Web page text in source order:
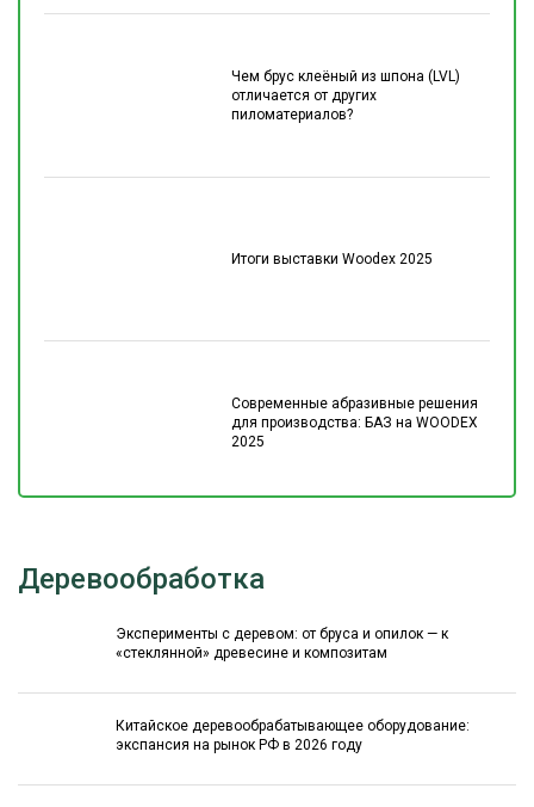
Чем брус клеёный из шпона (LVL)
отличается от других
пиломатериалов?
Итоги выставки Woodex 2025
Современные абразивные решения
для производства: БАЗ на WOODEX
2025
Деревообработка
Эксперименты с деревом: от бруса и опилок — к
«стеклянной» древесине и композитам
Китайское деревообрабатывающее оборудование:
экспансия на рынок РФ в 2026 году